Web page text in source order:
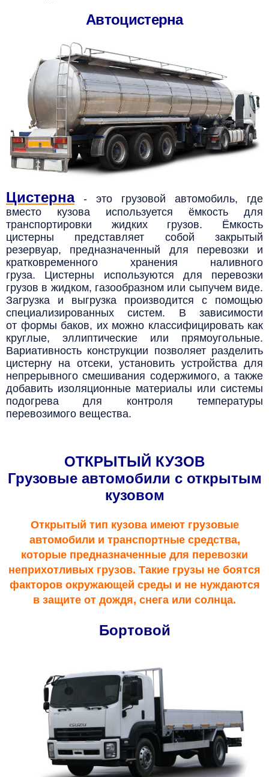
Автоцистерна
Цистерна- это грузовой автомобиль, где
вместо кузова используется ёмкость для
транспортировки жидких грузов. Ёмкость
цистерны представляет собой закрытый
резервуар, предназначенный для перевозки и
кратковременного хранения наливного
груза. Цистерны используются для перевозки
грузов в жидком, газообразном или сыпучем виде.
Загрузка и выгрузка производится с помощью
специализированных систем. В зависимости
от формы баков, их можно классифицировать как
круглые, эллиптические или прямоугольные.
Вариативность конструкции позволяет разделить
цистерну на отсеки, установить устройства для
непрерывного смешивания содержимого, а также
добавить изоляционные материалы или системы
подогрева для контроля температуры
перевозимого вещества.
ОТКРЫТЫЙ КУЗОВ
Грузовые автомобили с открытым
кузовом
Открытый тип кузова имеют грузовые
автомобили и транспортные средства,
которые предназначенные для перевозки
неприхотливых грузов. Такие грузы не боятся
факторов окружающей среды и не нуждаются
в защите от дождя, снега или солнца.
Бортовой